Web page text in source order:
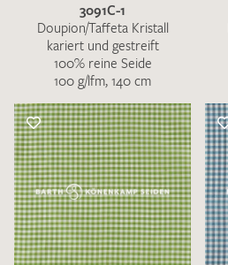
3091C-1
Doupion/Taffeta Kristall
kariert und gestreift
100% reine Seide
100 g/lfm, 140 cm